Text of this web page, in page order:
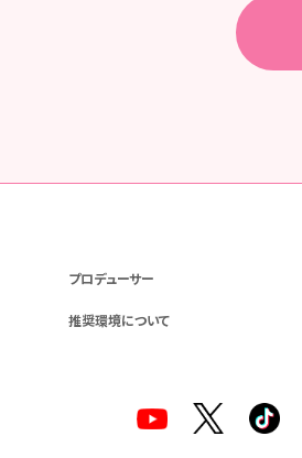
プロデューサー
推奨環境について